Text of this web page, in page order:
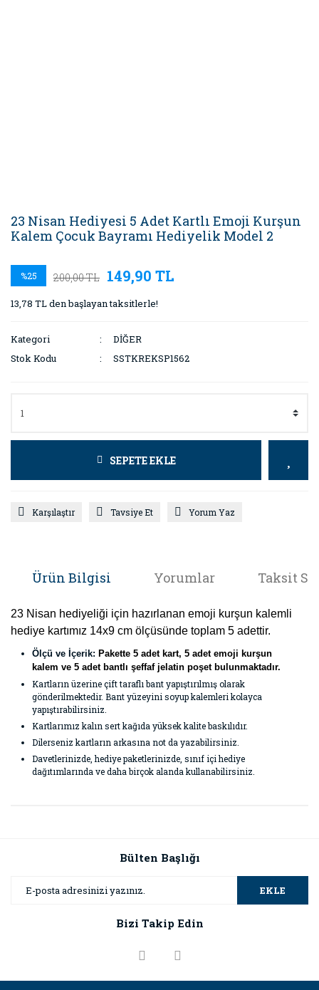
23 Nisan Hediyesi 5 Adet Kartlı Emoji Kurşun
Kalem Çocuk Bayramı Hediyelik Model 2
%25 200,00 TL 149,90 TL
13,78 TL den başlayan taksitlerle!
Kategori
DİĞER
Stok Kodu
SSTKREKSP1562
SEPETE EKLE
Karşılaştır Tavsiye Et Yorum Yaz
Ürün Bilgisi Yorumlar Taksit
23 Nisan hediyeliği için hazırlanan emoji kurşun kalemli
hediye kartımız 14x9 cm ölçüsünde toplam 5 adettir.
Ölçü ve İçerik: Pakette 5 adet kart, 5 adet emoji kurşun
kalem ve 5 adet bantlı şeffaf jelatin poşet bulunmaktadır.
Kartların üzerine çift taraflı bant yapıştırılmış olarak
gönderilmektedir. Bant yüzeyini soyup kalemleri kolayca
yapıştırabilirsiniz.
Kartlarımız kalın sert kağıda yüksek kalite baskılıdır.
Dilerseniz kartların arkasına not da yazabilirsiniz.
Davetlerinizde, hediye paketlerinizde, sınıf içi hediye
dağıtımlarında ve daha birçok alanda kullanabilirsiniz.
Görüş ve önerileriniz için teşekkür ederiz.
Ürün resmi kalitesiz, bozuk veya görüntülenemiyor.
Ürün bilgilerinde hatalar bulunuyor.
Bülten Başlığı
EKLE
Bizi Takip Edin